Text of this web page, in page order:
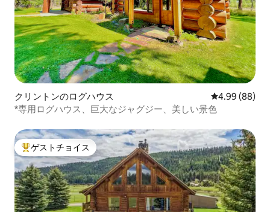
クリントンのログハウス レビュー88件
4.99 (88)
*専用ログハウス、巨大なジャグジー、美しい景色
大好評のゲストチョイスです。
ゲストチョイス